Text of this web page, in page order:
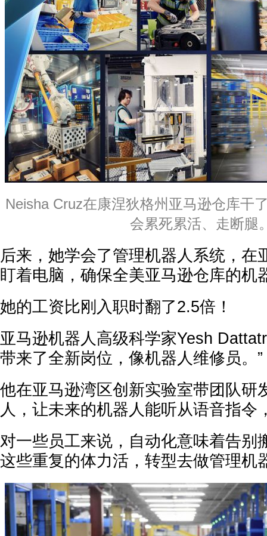
Neisha Cruz在康涅狄格州亚马逊仓库干
会累死累活、走断腿
后来，她学会了管理机器人系统，在
盯着电脑，确保全美亚马逊仓库的机
她的工资比刚入职时翻了2.5倍！
亚马逊机器人高级科学家Yesh
带来了全新岗位，像机器人维修员。”
他在亚马逊湾区创新实验室带团队研
人，让未来的机器人能听从语音指令
对一些员工来说，自动化意味着告别
这些重复的体力活，转型去做管理机